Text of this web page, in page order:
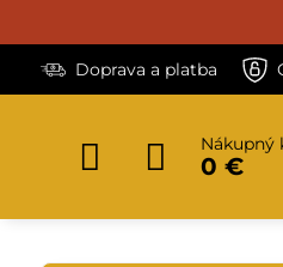
Doprava a platba
Nákupný
0 €